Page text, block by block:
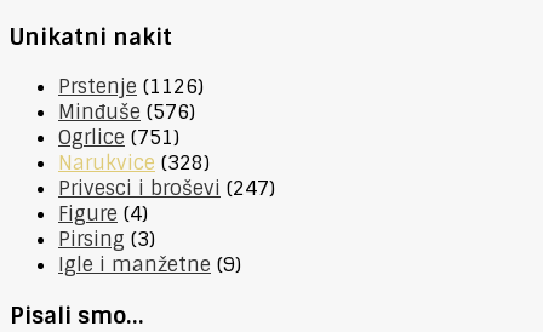
Unikatni nakit
Prstenje (1126)
Minđuše (576)
Ogrlice (751)
Narukvice (328)
Privesci i broševi (247)
Figure (4)
Pirsing (3)
Igle i manžetne (9)
Pisali smo…